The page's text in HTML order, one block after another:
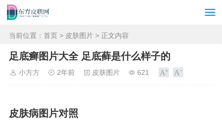
当前位置： 首页 > 皮肤图片 > 正文内容
足底癣图片大全 足底藓是什么样子的
小方方 2年前 皮肤图片 621
皮肤病图片对照